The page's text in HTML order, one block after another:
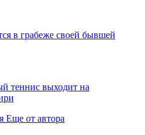
в грабеже своей бывшей
теннис выходит на
Еще от автора